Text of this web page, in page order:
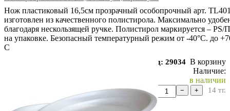
Нож пластиковый 16,5см прозрачный особопрочный арт.
изготовлен из качественного полистирола. Максимально
благодаря нескользящей ручке. Полистирол маркируется – PS/
на упаковке. Безопасный температурный режим от -40°С. до
С
Код: 29034 В корзину
Наличие:
в наличии
14 тг.
− +